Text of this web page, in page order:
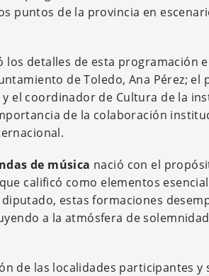
puntos de la provincia en
detalles de esta programación
de Toledo, Ana Pérez; el
y el coordinador de Cultura de la
de la colaboración
de música nació con el
calificó como elementos
estas formaciones
a la atmósfera de
de las localidades participantes y